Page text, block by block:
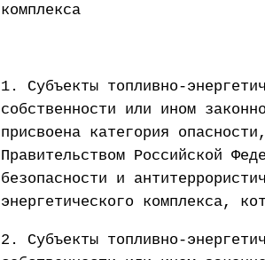
комплекса
1. Субъекты топливно-
собственности или ином
присвоена категория
Правительством Российской
безопасности и
энергетического комплекса,
2. Субъекты топливно-